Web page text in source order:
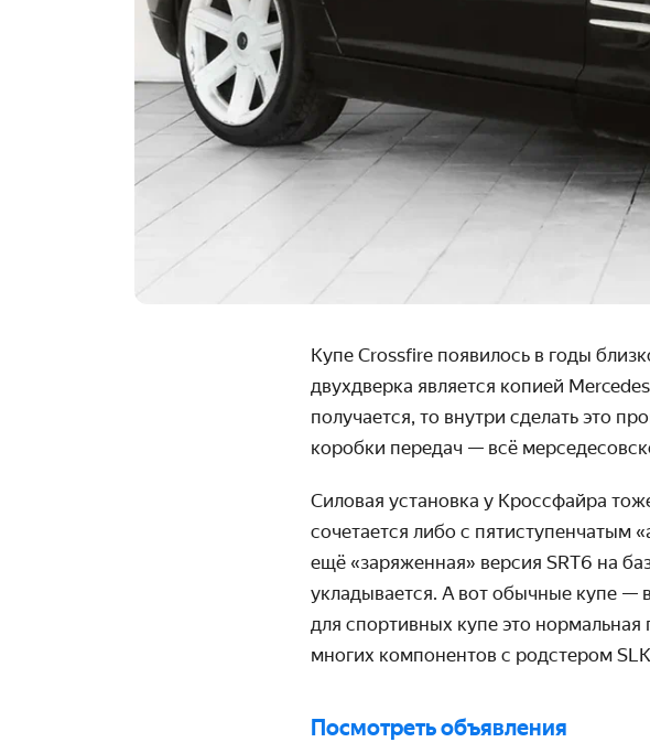
Купе Crossfire появилось в годы
двухдверка является копией
получается, то внутри сделать это
коробки передач — всё
Силовая установка у Кроссфайра
сочетается либо с пятиступенчатым
ещё «заряженная» версия SRT6 на
уклады­вается. А вот обычные купе —
для спортив­ных купе это
многих компо­нентов с родстером
Посмотреть объявления